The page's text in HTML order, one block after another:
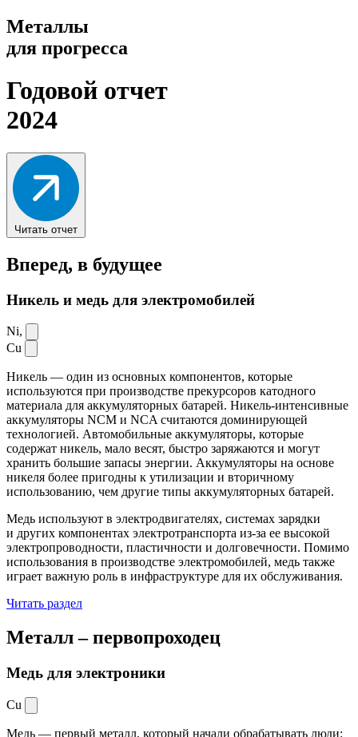
Металлы
для прогресса
Годовой отчет
2024
Читать отчет
Вперед, в будущее
Никель и медь для электромобилей
Ni,
Cu
Никель — один из основных компонентов, которые
используются при производстве прекурсоров катодного
материала для аккумуляторных батарей. Никель-интенсивные
аккумуляторы NCM и NCA считаются доминирующей
технологией. Автомобильные аккумуляторы, которые
содержат никель, мало весят, быстро заряжаются и могут
хранить большие запасы энергии. Аккумуляторы на основе
никеля более пригодны к утилизации и вторичному
использованию, чем другие типы аккумуляторных батарей.
Медь используют в электродвигателях, системах зарядки
и других компонентах электротранспорта из-за ее высокой
электропроводности, пластичности и долговечности. Помимо
использования в производстве электромобилей, медь также
играет важную роль в инфраструктуре для их обслуживания.
Читать раздел
Металл –первопроходец
Медь для электроники
Cu
Медь — первый металл, который начали обрабатывать люди: